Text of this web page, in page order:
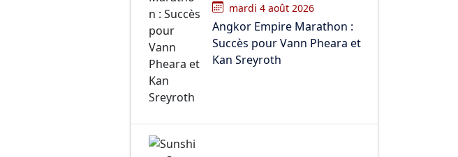
mardi 4 août 2026
Angkor Empire Marathon :
Succès pour Vann Pheara et
Kan Sreyroth